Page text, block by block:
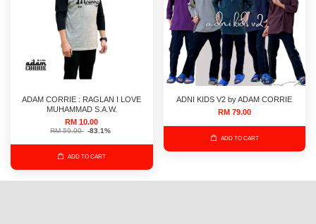
ADAM CORRIE : RAGLAN I LOVE
MUHAMMAD S.A.W.
RM 10.00
RM 59.00 -83.1%
ADD TO CART
ADNI KIDS V2 by ADAM CORRIE
RM 79.00
ADD TO CART